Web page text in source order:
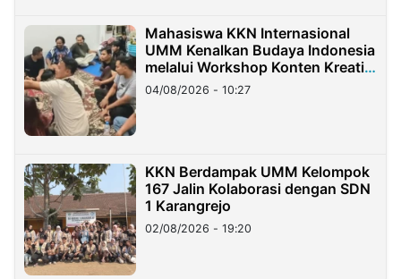
Mahasiswa KKN Internasional
UMM Kenalkan Budaya Indonesia
melalui Workshop Konten Kreatif
di Taiwan
04/08/2026 - 10:27
KKN Berdampak UMM Kelompok
167 Jalin Kolaborasi dengan SDN
1 Karangrejo
02/08/2026 - 19:20